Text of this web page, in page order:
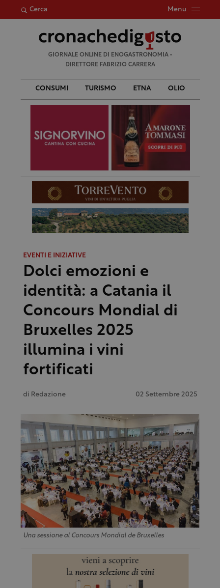
Cerca Menu
per:
GIORNALE ONLINE DI ENOGASTRONOMIA •
DIRETTORE FABRIZIO CARRERA
CONSUMI TURISMO ETNA OLIO
EVENTI E INIZIATIVE
Dolci emozioni e
identità: a Catania il
Concours Mondial di
Bruxelles 2025
illumina i vini
fortificati
di Redazione 02 Settembre 2025
Una sessione al Concours Mondial de Bruxelles